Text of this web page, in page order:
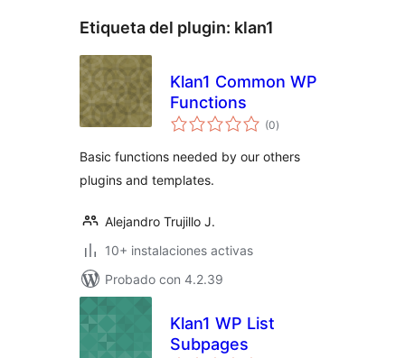
Etiqueta del plugin: klan1
Klan1 Common WP
Functions
(0total
de
)
Basic functions needed by our others
plugins and templates.
Alejandro Trujillo J.
10+ instalaciones activas
Probado con 4.2.39
Klan1 WP List
Subpages